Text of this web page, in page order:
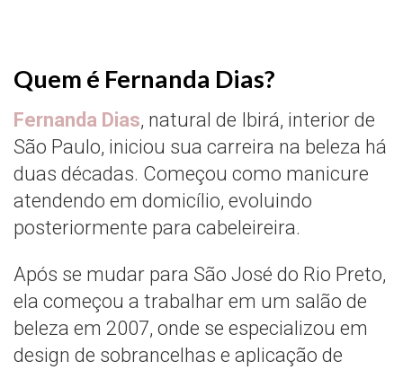
Quem é Fernanda Dias?
Fernanda Dias, natural de Ibirá, interior de
São Paulo, iniciou sua carreira na beleza há
duas décadas. Começou como manicure
atendendo em domicílio, evoluindo
posteriormente para cabeleireira.
Após se mudar para São José do Rio Preto,
ela começou a trabalhar em um salão de
beleza em 2007, onde se especializou em
design de sobrancelhas e aplicação de